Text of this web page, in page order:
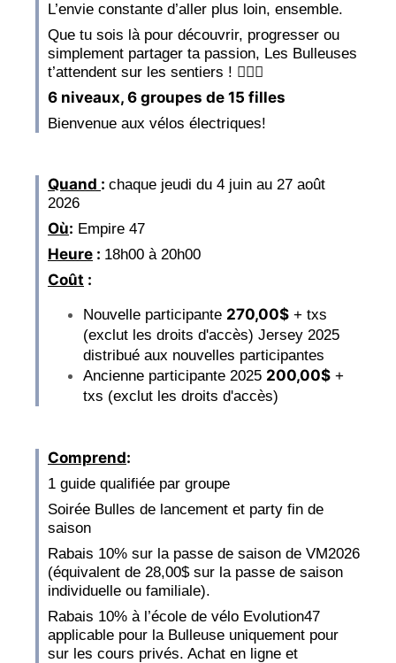
L’envie constante d’aller plus loin, ensemble.
Que tu sois là pour découvrir, progresser ou
simplement partager ta passion, Les Bulleuses
t’attendent sur les sentiers ! 🚴‍♀️✨
6 niveaux, 6 groupes de 15 filles
Bienvenue aux vélos électriques!
Quand : chaque jeudi du 4 juin au 27 août
2026
Où: Empire 47
Heure : 18h00 à 20h00
Coût :
Nouvelle participante 270,00$ + txs
(exclut les droits d'accès) Jersey 2025
distribué aux nouvelles participantes
Ancienne participante 2025 200,00$ +
txs (exclut les droits d'accès)
Comprend:
1 guide qualifiée par groupe
Soirée Bulles de lancement et party fin de
saison
Rabais 10% sur la passe de saison de VM2026
(équivalent de 28,00$sur la passe de saison
individuelle ou familiale).
Rabais 10% à l’école de vélo Evolution47
applicable pour la Bulleuse uniquement pour
sur les cours privés. Achat en ligne et